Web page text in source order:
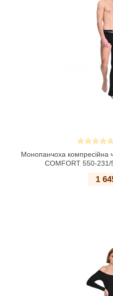
Монопанчоха компресійна
COMFORT 550-231/
1